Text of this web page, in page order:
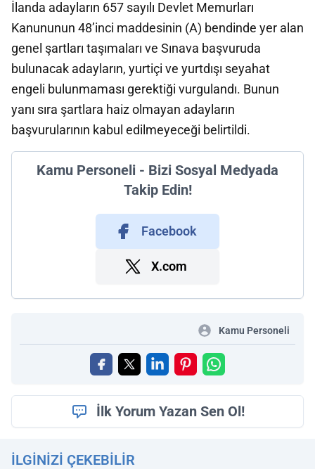
İlanda adayların 657 sayılı Devlet Memurları
Kanununun 48’inci maddesinin (A) bendinde yer alan
genel şartları taşımaları ve Sınava başvuruda
bulunacak adayların, yurtiçi ve yurtdışı seyahat
engeli bulunmaması gerektiği vurgulandı. Bunun
yanı sıra şartlara haiz olmayan adayların
başvurularının kabul edilmeyeceği belirtildi.
Kamu Personeli - Bizi Sosyal Medyada
Takip Edin!
Facebook
X.com
Kamu Personeli
İlk Yorum Yazan Sen Ol!
İLGINIZI ÇEKEBILIR